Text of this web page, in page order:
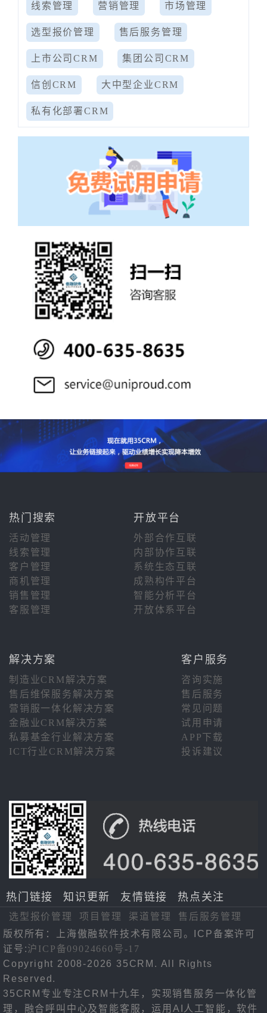
线索管理 营销管理 市场管理
选型报价管理 售后服务管理
上市公司CRM 集团公司CRM
信创CRM 大中型企业CRM
私有化部署CRM
热门搜索 开放平台
活动管理
外部合作互联
线索管理
内部协作互联
客户管理
系统生态互联
商机管理
成熟构件平台
销售管理
智能分析平台
客服管理
开放体系平台
解决方案 客户服务
制造业CRM解决方案
咨询实施
售后维保服务解决方案
售后服务
营销服一体化解决方案
常见问题
金融业CRM解决方案
试用申请
私募基金行业解决方案
APP下载
ICT行业CRM解决方案
投诉建议
热门链接 知识更新 友情链接 热点关注
选型报价管理 项目管理 渠道管理
售后服务管理
版权所有：上海傲融软件技术有限公司。ICP备案许可
证号:沪ICP备09024660号-17
Copyright 2008-2026 35CRM. All Rights
Reserved.
35CRM专业专注CRM十九年，实现销售服务一体化管
理，融合呼叫中心及智能客服，运用AI人工智能，软件